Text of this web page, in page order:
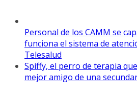
Personal de los CAMM se
funciona el sistema de
Telesalud
Spiffy, el perro de terapia
mejor amigo de una